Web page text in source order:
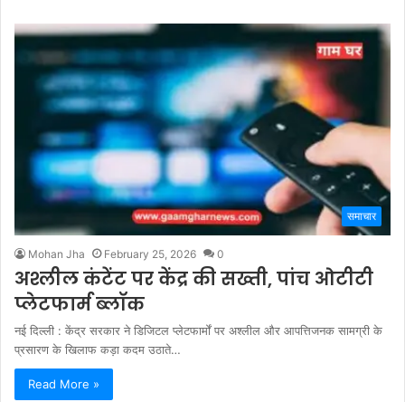
समाचार
Mohan Jha February 25, 2026 0
अश्लील कंटेंट पर केंद्र की सख्ती, पांच ओटीटी
प्लेटफार्म ब्लॉक
नई दिल्ली : केंद्र सरकार ने डिजिटल प्लेटफार्मों पर अश्लील और आपत्तिजनक सामग्री के
प्रसारण के खिलाफ कड़ा कदम उठाते…
Read More »